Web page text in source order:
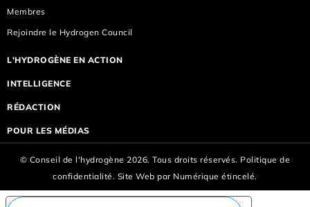
Membres
Rejoindre le Hydrogen Council
L'HYDROGÈNE EN ACTION
INTELLIGENCE
RÉDACTION
POUR LES MÉDIAS
© Conseil de l'hydrogène 2026. Tous droits réservés. Politique de
confidentialité. Site Web par Numérique étincelé.